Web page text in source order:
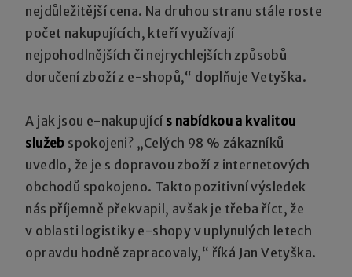
nejdůležitější cena. Na druhou stranu stále roste
počet nakupujících, kteří využívají
nejpohodlnějších či nejrychlejších způsobů
doručení zboží z e-shopů,“ doplňuje Vetyška.
A jak jsou e-nakupující s nabídkou a kvalitou
služeb spokojeni? „Celých 98 % zákazníků
uvedlo, že je s dopravou zboží z internetových
obchodů spokojeno. Takto pozitivní výsledek
nás příjemně překvapil, avšak je třeba říct, že
v oblasti logistiky e-shopy v uplynulých letech
opravdu hodně zapracovaly,“ říká Jan Vetyška.